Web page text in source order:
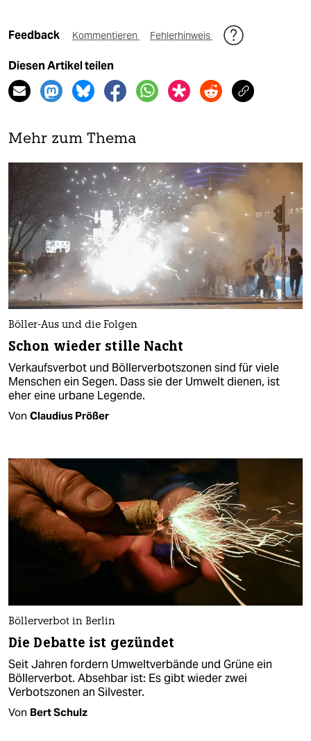
Feedback Kommentieren Fehlerhinweis
Diesen Artikel teilen
Mehr zum Thema
Böller-Aus und die Folgen
Schon wieder stille Nacht
Verkaufsverbot und Böllerverbotszonen sind für viele
Menschen ein Segen. Dass sie der Umwelt dienen, ist
eher eine urbane Legende.
Von Claudius Prößer
Böllerverbot in Berlin
Die Debatte ist gezündet
Seit Jahren fordern Umweltverbände und Grüne ein
Böllerverbot. Absehbar ist: Es gibt wieder zwei
Verbotszonen an Silvester.
Von Bert Schulz